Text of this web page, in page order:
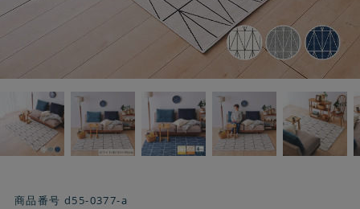
商品番号 d55-0377-a